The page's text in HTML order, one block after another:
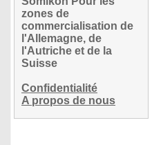
zones de
commercialisation de
l'Allemagne, de
l'Autriche et de la
Suisse
Confidentialité
A propos de nous